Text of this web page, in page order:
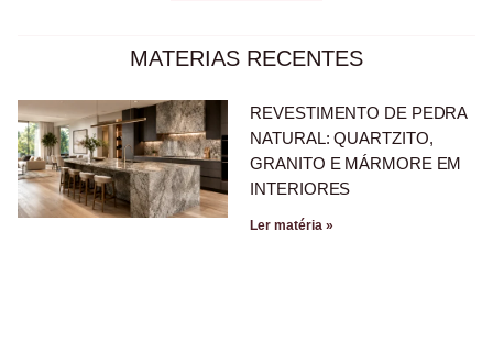
MATERIAS RECENTES
REVESTIMENTO DE PEDRA
NATURAL: QUARTZITO,
GRANITO E MÁRMORE EM
INTERIORES
Ler matéria »